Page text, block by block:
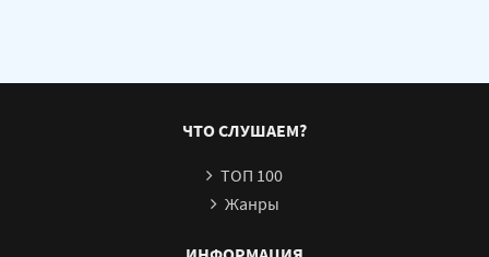
ЧТО СЛУШАЕМ?
ТОП 100
Жанры